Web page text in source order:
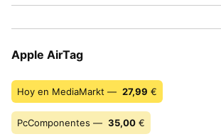
Apple AirTag
Hoy en MediaMarkt — 27,99 €
PcComponentes — 35,00 €